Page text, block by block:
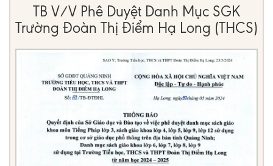
TB V/v Phê Duyệt Danh Mục SGK
Trường Đoàn Thị Điểm Hạ Long (THCS)